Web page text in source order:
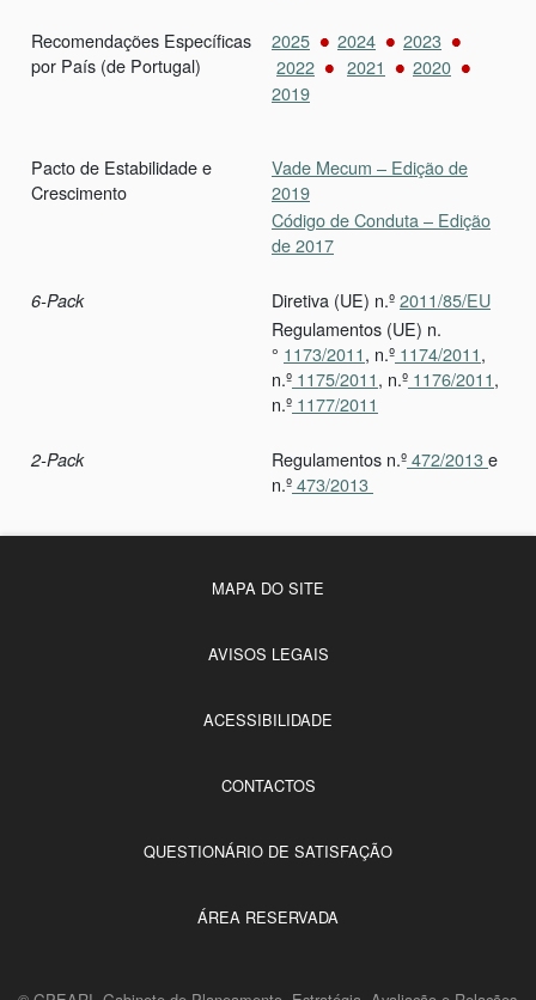
Recomendações Específicas
por País (de Portugal)
2025 2024
2023
2022
2021
2020
2019
Pacto de Estabilidade e
Crescimento
Vade Mecum – Edição de
2019
Código de Conduta – Edição
de 2017
6-Pack Diretiva (UE) n.º2011/85/EU
Regulamentos (UE) n.
° 1173/2011, n.º 1174/2011,
n.º 1175/2011, n.º 1176/2011,
n.º 1177/2011
2-Pack Regulamentos n.º472/2013e
n.º473/2013
MAPA DO SITE
AVISOS LEGAIS
ACESSIBILIDADE
CONTACTOS
QUESTIONÁRIO DE SATISFAÇÃO
ÁREA RESERVADA